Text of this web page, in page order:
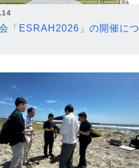
「ESRAH2026」の開催につ